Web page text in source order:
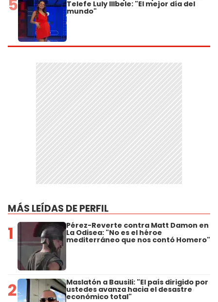
5 Telefe Luly Illbele: "El mejor día del
mundo"
MÁS LEÍDAS DE PERFIL
1 Pérez-Reverte contra Matt Damon en
La Odisea: "No es el héroe
mediterráneo que nos contó Homero"
2 Maslatón a Bausili: "El país dirigido por
ustedes avanza hacia el desastre
económico total"